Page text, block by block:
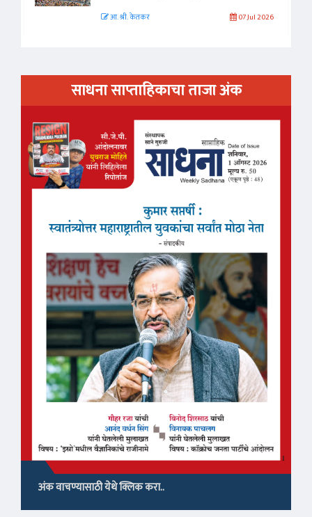
आ. श्री. केतकर 07 Jul 2026
साधना साप्ताहिकाचा ताजा अंक
अंक वाचण्यासाठी येथे क्लिक करा..